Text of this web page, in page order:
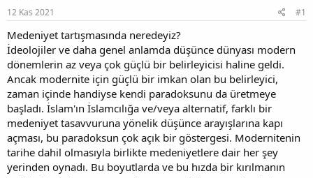
b
a
ş
a
t
a
n
ç
a
r
i
h
i
12 Kas 2021 #1
Medeniyet tartışmasında neredeyiz?
İdeolojiler ve daha genel anlamda düşünce dünyası modern
dönemlerin az veya çok güçlü bir belirleyicisi haline geldi.
Ancak modernite için güçlü bir imkan olan bu belirleyici,
zaman içinde handiyse kendi paradoksunu da üretmeye
başladı. İslam'ın İslamcılığa ve/veya alternatif, farklı bir
medeniyet tasavvuruna yönelik düşünce arayışlarına kapı
açması, bu paradoksun çok açık bir göstergesi. Modernitenin
tarihe dahil olmasıyla birlikte medeniyetlere dair her şey
yerinden oynadı. Bu boyutlarda ve bu hızda bir kırılmanın